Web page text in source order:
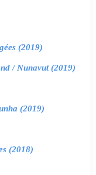
(2019)
/ Nunavut (2019)
(2019)
(2018)